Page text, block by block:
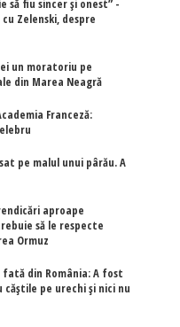
să fiu sincer și onest” -
Zelenski, despre
un moratoriu pe
din Marea Neagră
Franceză:
pe malul unui pârău. A
aproape
să le respecte
Ormuz
fată din România: A fost
pe urechi și nici nu